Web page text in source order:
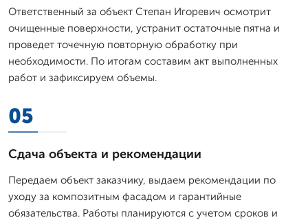
Ответственный за объект Степан Игоревич осмотрит
очищенные поверхности, устранит остаточные пятна и
проведет точечную повторную обработку при
необходимости. По итогам составим акт выполненных
работ и зафиксируем объемы.
05
Сдача объекта и рекомендации
Передаем объект заказчику, выдаем рекомендации по
уходу за композитным фасадом и гарантийные
обязательства. Работы планируются с учетом сроков и